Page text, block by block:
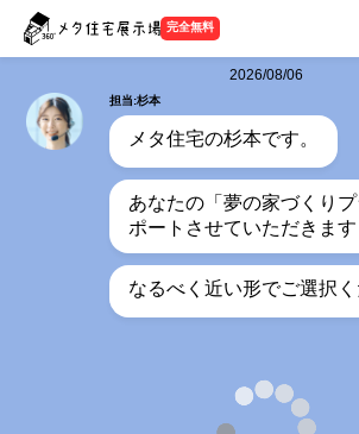
完全無料
2026/08/06
担当:杉本
メタ住宅の杉本です。
あなたの「夢の家づくり
ポートさせていただきます
なるべく近い形でご選択く
何階建てをご希望ですか？